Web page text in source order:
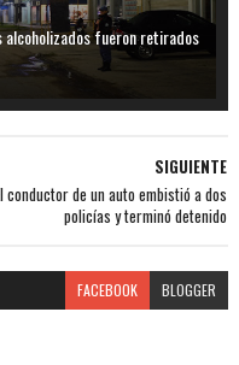
fueron retirados
SIGUIENTE
conductor de un auto embistió a dos
policías y terminó detenido
FACEBOOK BLOGGER